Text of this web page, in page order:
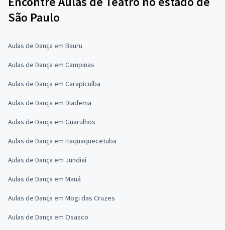
São Paulo
Aulas de Dança em Bauru
Aulas de Dança em Campinas
Aulas de Dança em Carapicuíba
Aulas de Dança em Diadema
Aulas de Dança em Guarulhos
Aulas de Dança em Itaquaquecetuba
Aulas de Dança em Jundiaí
Aulas de Dança em Mauá
Aulas de Dança em Mogi das Cruzes
Aulas de Dança em Osasco